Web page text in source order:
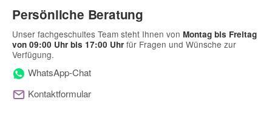
Persönliche Beratung
Unser fachgeschultes Team steht Ihnen von Montag bis Freitag
von 09:00 Uhr bis 17:00 Uhr für Fragen und Wünsche zur
Verfügung.
WhatsApp-Chat
Kontaktformular